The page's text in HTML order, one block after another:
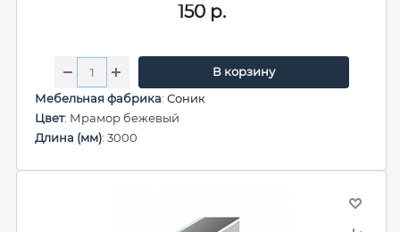
150 р.
В корзину
Мебельная фабрика: Соник
Цвет: Мрамор бежевый
Длина (мм): 3000